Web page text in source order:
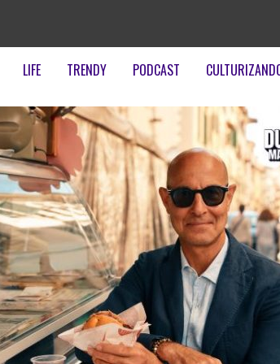
LIFE TRENDY PODCAST